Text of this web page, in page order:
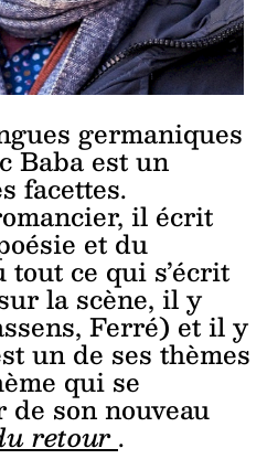
germaniques
Baba est un
facettes.
il écrit
et du
ce qui s’écrit
la scène, il y
Ferré) et il y
un de ses thèmes
qui se
son nouveau
retour.